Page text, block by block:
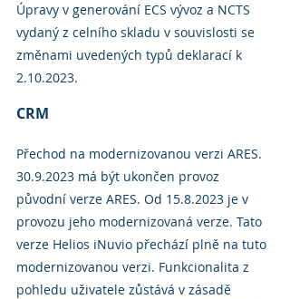
Úpravy v generování ECS vývoz a NCTS
vydaný z celního skladu v souvislosti se
změnami uvedených typů deklarací k
2.10.2023.
CRM
Přechod na modernizovanou verzi ARES.
30.9.2023 má být ukončen provoz
původní verze ARES. Od 15.8.2023 je v
provozu jeho modernizovaná verze. Tato
verze Helios iNuvio přechází plně na tuto
modernizovanou verzi. Funkcionalita z
pohledu uživatele zůstává v zásadě